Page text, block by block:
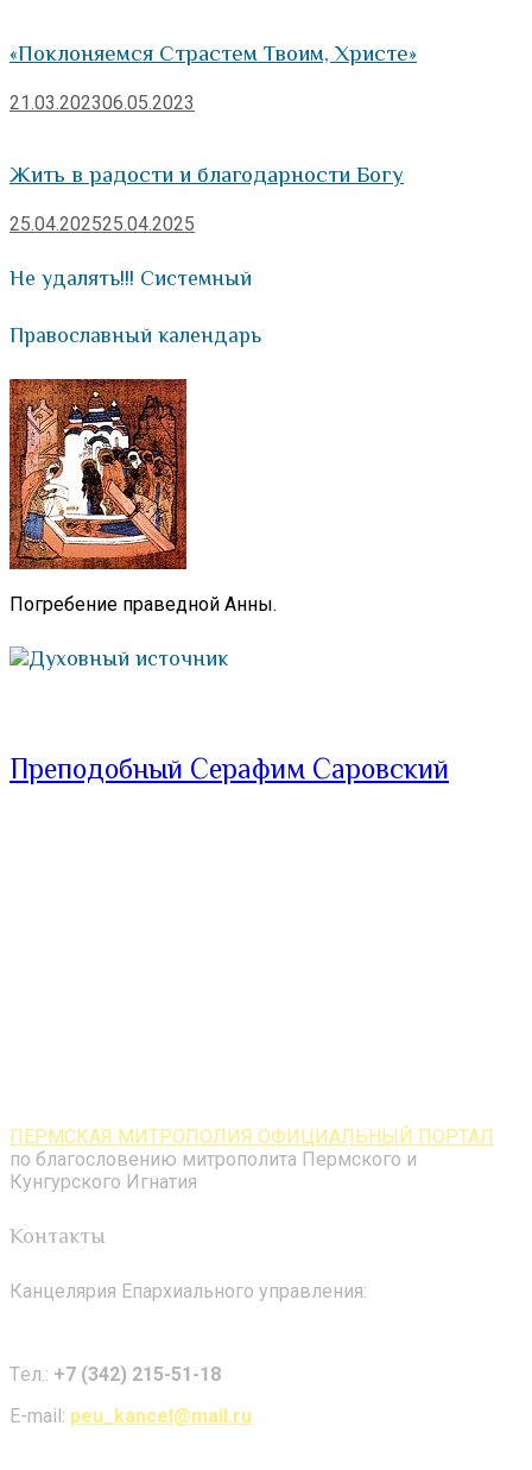
«Поклоняемся Страстем Твоим, Христе»
21.03.202306.05.2023
Жить в радости и благодарности Богу
25.04.202525.04.2025
Не удалять!!! Системный
Православный календарь
Погребение праведной Анны.
Духовный источник
Преподобный Серафим Саровский
ПЕРМСКАЯ МИТРОПОЛИЯ ОФИЦИАЛЬНЫЙ ПОРТАЛ
по благословению митрополита Пермского и
Кунгурского Игнатия
Контакты
Канцелярия Епархиального управления:
Tел.: +7 (342) 215-51-18
E-mail: peu_kancel@mail.ru